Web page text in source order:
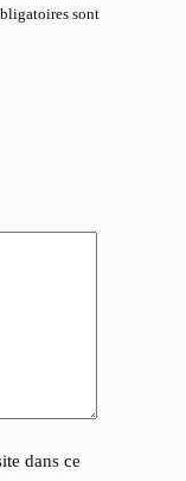
sont
dans ce